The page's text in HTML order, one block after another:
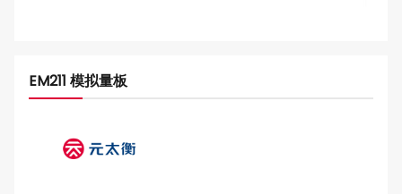
EM211 模拟量板